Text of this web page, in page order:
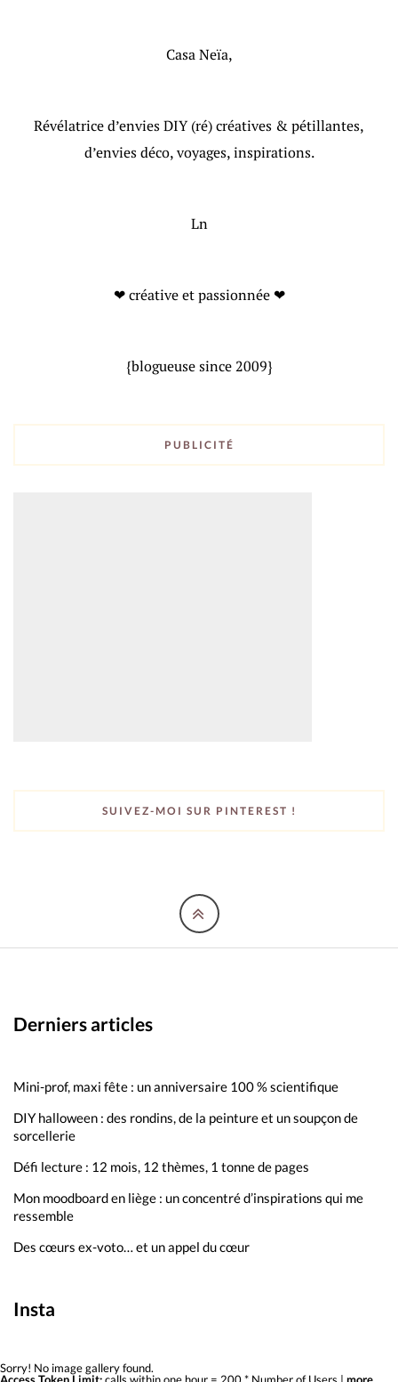
Casa Neïa,
Révélatrice d’envies DIY (ré) créatives & pétillantes,
d’envies déco, voyages, inspirations.
Ln
❤ créative et passionnée ❤
{blogueuse since 2009}
PUBLICITÉ
SUIVEZ-MOI SUR PINTEREST !
Derniers articles
Mini-prof, maxi fête : un anniversaire 100 % scientifique
DIY halloween : des rondins, de la peinture et un soupçon de
sorcellerie
Défi lecture : 12 mois, 12 thèmes, 1 tonne de pages
Mon moodboard en liège : un concentré d’inspirations qui me
ressemble
Des cœurs ex-voto… et un appel du cœur
Insta
Sorry! No image gallery found.